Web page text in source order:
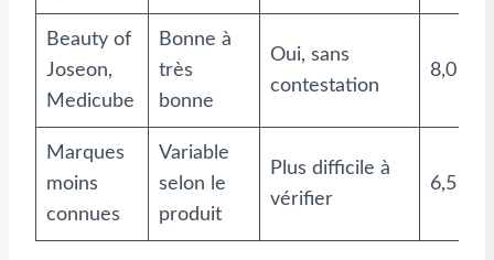
Beauty of
Joseon,
Medicube
Bonne à
très
bonne
Oui, sans
contestation
8,0
Marques
moins
connues
Variable
selon le
produit
Plus difficile à
vérifier
6,5